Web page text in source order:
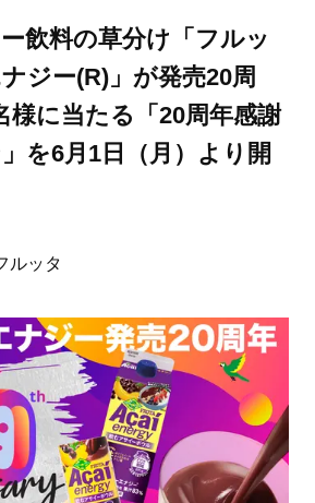
「ジェンダーレ
飲料の草分け「フルッ
ジー(R)」が発売20周
様に当たる「20周年感謝
を6月1日（月）より開
ルッタ